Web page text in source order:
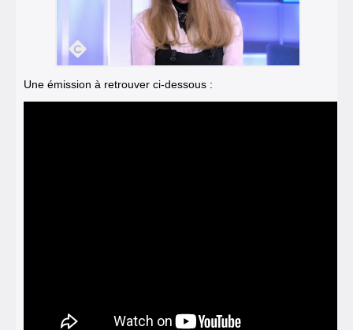
Une émission à retrouver ci-dessous :